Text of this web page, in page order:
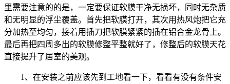
里需要注意的的是，一定要保证软膜干净无损坏，同时无杂质
和无明显的浮尘覆盖。首先把软膜打开，其次用热风炮把它充
分加热至均匀，接着用插刀把软膜紧紧的插在铝合金龙骨上。
最后再把四周多出的软膜修整平整就好了，修整后的软膜天花
直接提升了居室的美观。
1、在安装之前应该先到工地看一下，看看有没有条件安